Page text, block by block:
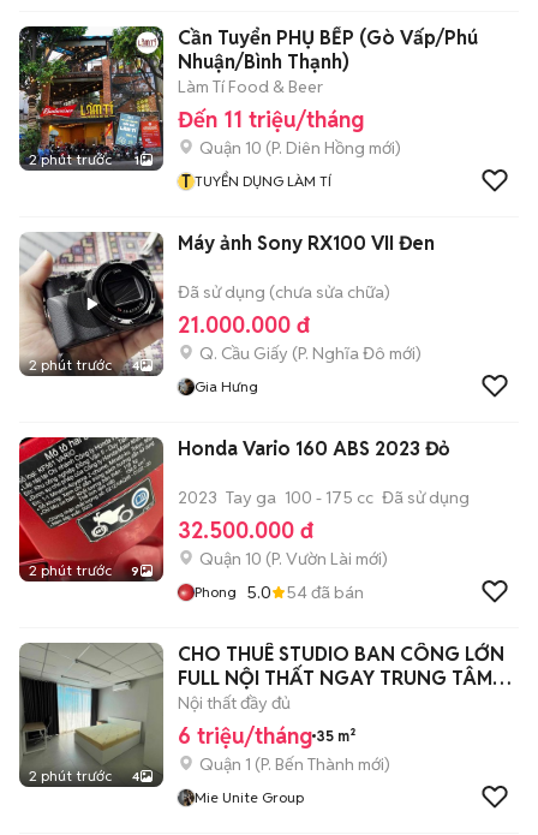
2 phút trước 1
Cần Tuyển PHỤ BẾP (Gò Vấp/Phú
Nhuận/Bình Thạnh)
Làm Tí Food & Beer
Đến 11 triệu/tháng
Quận 10 (P. Diên Hồng mới)
T TUYỂN DỤNG LÀM TÍ
2 phút trước 4
Máy ảnh Sony RX100 VII Đen
Đã sử dụng (chưa sửa chữa)
21.000.000 đ
Q. Cầu Giấy (P. Nghĩa Đô mới)
Gia Hưng
2 phút trước 9
Honda Vario 160 ABS 2023 Đỏ
2023 Tay ga 100 - 175 cc Đã sử dụng
32.500.000 đ
Quận 10 (P. Vườn Lài mới)
Phong 5.0 54đã bán
2 phút trước 4
CHO THUÊ STUDIO BAN CÔNG LỚN
FULL NỘI THẤT NGAY TRUNG TÂM
QUẬN 1
Nội thất đầy đủ
6 triệu/tháng 35 m²
Quận 1 (P. Bến Thành mới)
Mie Unite Group